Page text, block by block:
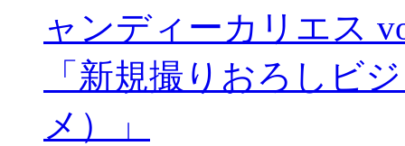
ャンディーカリエス
「新規撮りおろしビ
メ）」